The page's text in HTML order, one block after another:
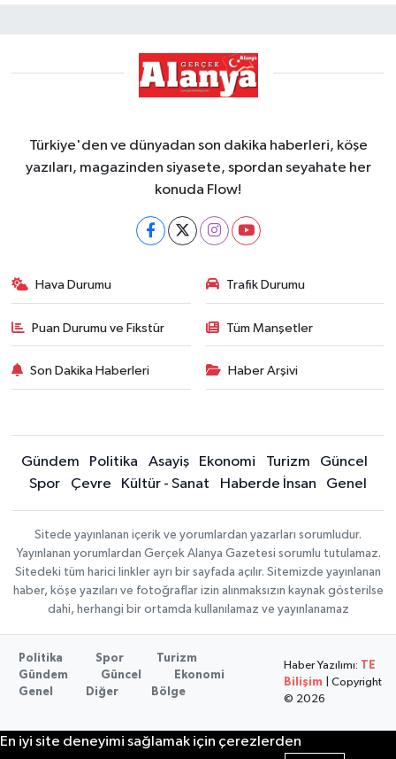
Türkiye'den ve dünyadan son dakika haberleri, köşe
yazıları, magazinden siyasete, spordan seyahate her
konuda Flow!
Hava Durumu Trafik Durumu
Puan Durumu ve Fikstür Tüm Manşetler
Son Dakika Haberleri Haber Arşivi
Gündem Politika Asayiş Ekonomi Turizm
Güncel
Spor
Çevre Kültür - Sanat Haberde İnsan Genel
Sitede yayınlanan içerik ve yorumlardan yazarları sorumludur.
Yayınlanan yorumlardan Gerçek Alanya Gazetesi sorumlu tutulamaz.
Sitedeki tüm harici linkler ayrı bir sayfada açılır. Sitemizde yayınlanan
haber, köşe yazıları ve fotoğraflar izin alınmaksızın kaynak gösterilse
dahi, herhangi bir ortamda kullanılamaz ve yayınlanamaz
Politika Spor
Turizm
Gündem
Güncel
Ekonomi
Genel
Diğer Bölge
Haber Yazılımı: TE
Bilişim | Copyright
© 2026
En iyi site deneyimi sağlamak için çerezlerden